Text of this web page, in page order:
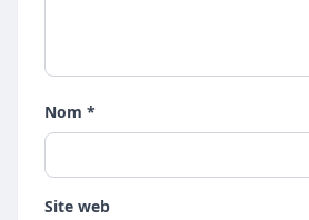
Nom *
Site web